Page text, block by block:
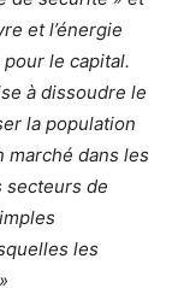
et l’énergie
le capital.
à dissoudre le
la population
marché dans les
secteurs de
les